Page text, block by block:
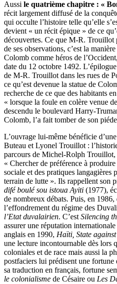
Aussi le quatrième chapitre : «
récit largement diffusé de la
qui occulte l’histoire telle qu’elle
devient « un récit épique » de ce
découvertes. Ce que M-R. Trouillot
de ses observations, c’est la
Colomb comme héros de
date du 12 octobre 1492.
de M-R. Trouillot dans les rues de
ce qu’est devenue la statue de
recherche de ce que des habitants
« lorsque la foule en colère venue
descendu le boulevard Harry-
Colomb, l’a fait tomber de son
L’ouvrage lui-même bénéficie
Buteau et Lyonel Trouillot :
parcours de Michel-Rolph Trouillot,
« Chercher de préférence à
sociale et des pratiques langagières
terrain de lutte ». Ils rappellent son
difé boulé sou istoua Ayiti (1977),
de nombreux débats. Puis, en 1986,
l’effondrement du régime des
l’Etat duvalairien. C’estSilencing
assurer une réputation
anglais en 1990, Haïti, State
une lecture incontournable dès lors
coloniales et de race mais aussi la
postfaciers lui prédisent une
sa traduction en français, fortune
le colonialisme de Césaire ou Les